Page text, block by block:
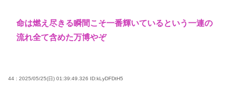
命は燃え尽きる瞬間こそ一番輝いているという一連の
流れ全て含めた万博やぞ
44 : 2025/05/25(日) 01:39:49.326 ID:kLyDFDtH5